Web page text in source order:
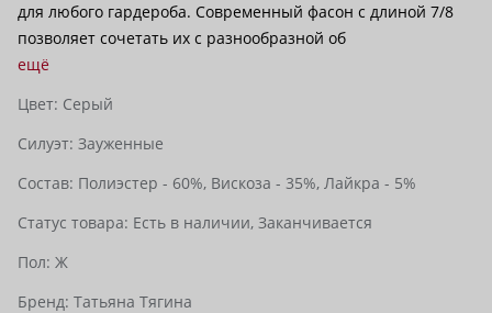
для любого гардероба. Современный фасон с длиной 7/8
позволяет сочетать их с разнообразной об
ещё
Цвет: Серый
Силуэт: Зауженные
Состав: Полиэстер - 60%, Вискоза - 35%, Лайкра - 5%
Статус товара: Есть в наличии, Заканчивается
Пол: Ж
Бренд: Татьяна Тягина